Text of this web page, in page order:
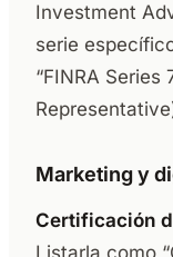
Investment
serie
“FINRA Series
Marketing y
Certificación